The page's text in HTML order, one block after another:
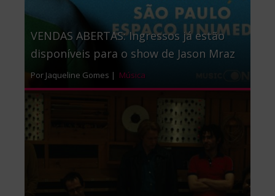
VENDAS ABERTAS: Ingressos já estão
disponíveis para o show de Jason Mraz
Por Jaqueline Gomes | Música